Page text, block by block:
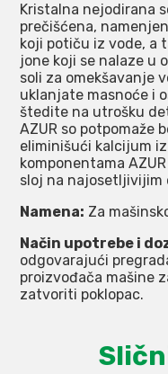
Kristalna nejodirana
prečišćena,
koji potiču iz vode, a
jone koji se nalaze u
soli za omekšavanje
uklanjate masnoće i
štedite na utrošku
AZUR so potpomaže
eliminišući kalcijum
komponentama
sloj na najosetljivijim
Namena: Za
Način upotrebe i
odgovarajući
proizvođača mašine
zatvoriti poklopac.